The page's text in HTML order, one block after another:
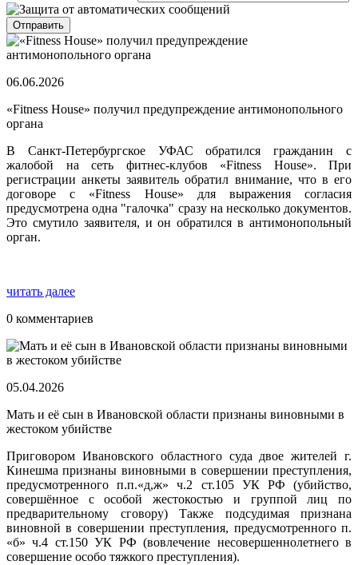
06.06.2026
«Fitness House» получил предупреждение антимонопольного
органа
В Санкт-Петербургское УФАС обратился гражданин с
жалобой на сеть фитнес-клубов «Fitness House». При
регистрации анкеты заявитель обратил внимание, что в его
договоре с «Fitness House» для выражения согласия
предусмотрена одна "галочка" сразу на несколько документов.
Это смутило заявителя, и он обратился в антимонопольный
орган.
читать далее
0 комментариев
05.04.2026
Мать и её сын в Ивановской области признаны виновными в
жестоком убийстве
Приговором Ивановского областного суда двое жителей г.
Кинешма признаны виновными в совершении преступления,
предусмотренного п.п.«д,ж» ч.2 ст.105 УК РФ (убийство,
совершённое с особой жестокостью и группой лиц по
предварительному сговору) Также подсудимая признана
виновной в совершении преступления, предусмотренного п.
«б» ч.4 ст.150 УК РФ (вовлечение несовершеннолетнего в
совершение особо тяжкого преступления).